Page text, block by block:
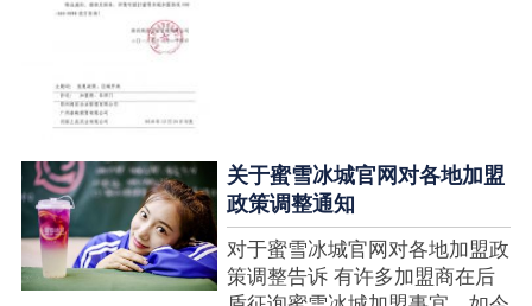
关于蜜雪冰城官网对各地加盟
政策调整通知
对于蜜雪冰城官网对各地加盟政
策调整告诉 有许多加盟商在后